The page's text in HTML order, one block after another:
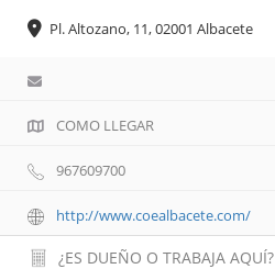
Pl. Altozano, 11, 02001 Albacete
COMO LLEGAR
967609700
http://www.coealbacete.com/
¿ES DUEÑO O TRABAJA AQUÍ?